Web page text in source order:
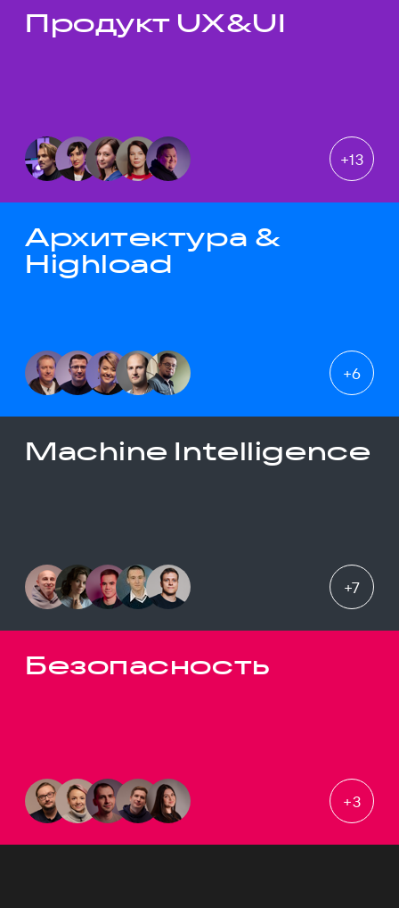
Темы докладов
Продукт UX&UI
+13
Архитектура &
Highload
+6
Machine Intelligence
+7
Безопасность
+3